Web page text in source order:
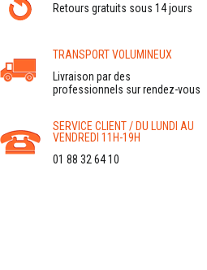
Retours gratuits sous 14 jours
TRANSPORT VOLUMINEUX
Livraison par des
professionnels sur rendez-vous
SERVICE CLIENT / DU LUNDI AU
VENDREDI 11H-19H
01 88 32 64 10